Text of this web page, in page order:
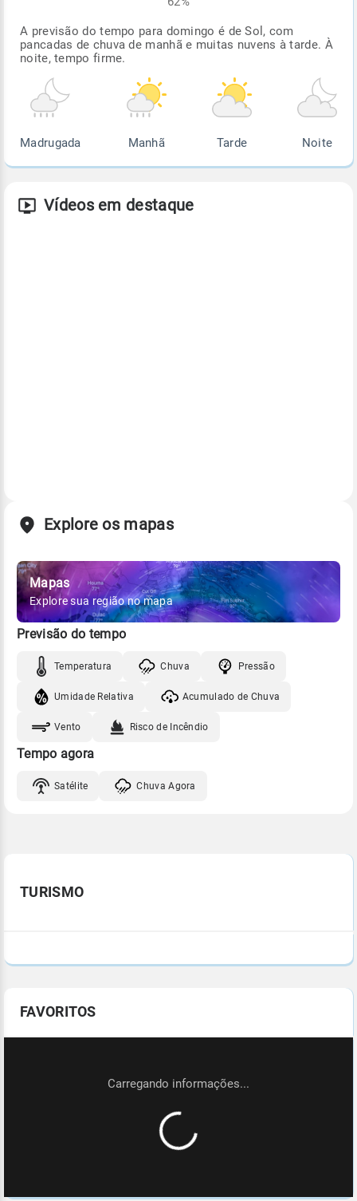
A previsão do tempo para domingo é de Sol, com
pancadas de chuva de manhã e muitas nuvens à tarde. À
noite, tempo firme.
Madrugada Manhã Tarde Noite
Vídeos em destaque
Explore os mapas
Mapas
Explore sua região no mapa
Previsão do tempo
Temperatura Chuva Pressão
Umidade Relativa Acumulado de Chuva
Vento Risco de Incêndio
Tempo agora
Satélite Chuva Agora
TURISMO
FAVORITOS